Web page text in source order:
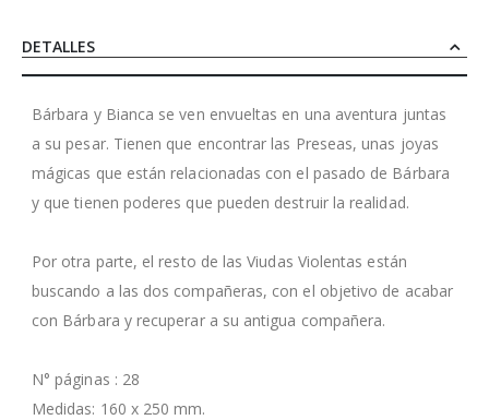
DETALLES
Bárbara y Bianca se ven envueltas en una aventura juntas
a su pesar. Tienen que encontrar las Preseas, unas joyas
mágicas que están relacionadas con el pasado de Bárbara
y que tienen poderes que pueden destruir la realidad.
Por otra parte, el resto de las Viudas Violentas están
buscando a las dos compañeras, con el objetivo de acabar
con Bárbara y recuperar a su antigua compañera.
N° páginas : 28
Medidas: 160 x 250 mm.